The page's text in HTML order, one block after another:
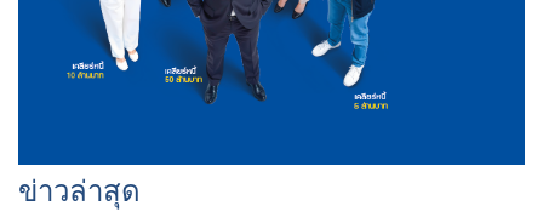
ข่าวล่าสุด